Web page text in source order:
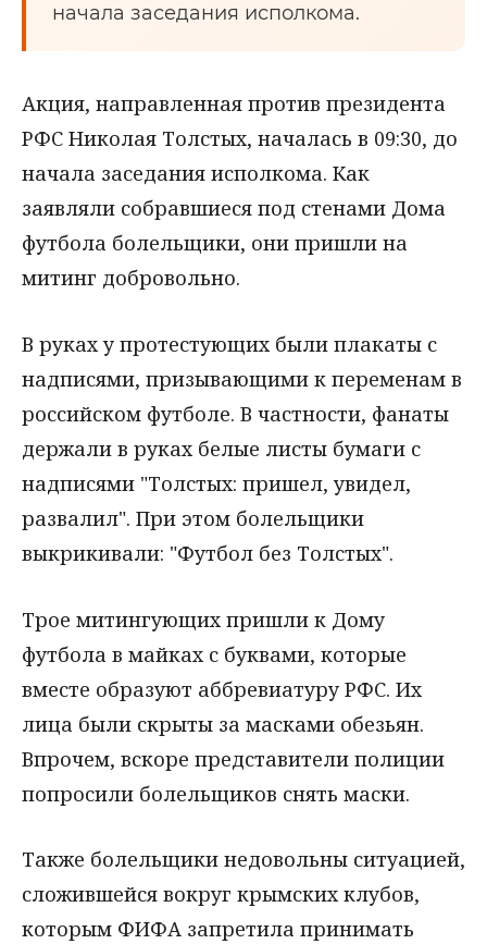
начала заседания исполкома.
Акция, направленная против президента
РФС Николая Толстых, началась в 09:30, до
начала заседания исполкома. Как
заявляли собравшиеся под стенами Дома
футбола болельщики, они пришли на
митинг добровольно.
В руках у протестующих были плакаты с
надписями, призывающими к переменам в
российском футболе. В частности, фанаты
держали в руках белые листы бумаги с
надписями "Толстых: пришел, увидел,
развалил". При этом болельщики
выкрикивали: "Футбол без Толстых".
Трое митингующих пришли к Дому
футбола в майках с буквами, которые
вместе образуют аббревиатуру РФС. Их
лица были скрыты за масками обезьян.
Впрочем, вскоре представители полиции
попросили болельщиков снять маски.
Также болельщики недовольны ситуацией,
сложившейся вокруг крымских клубов,
которым ФИФА запретила принимать